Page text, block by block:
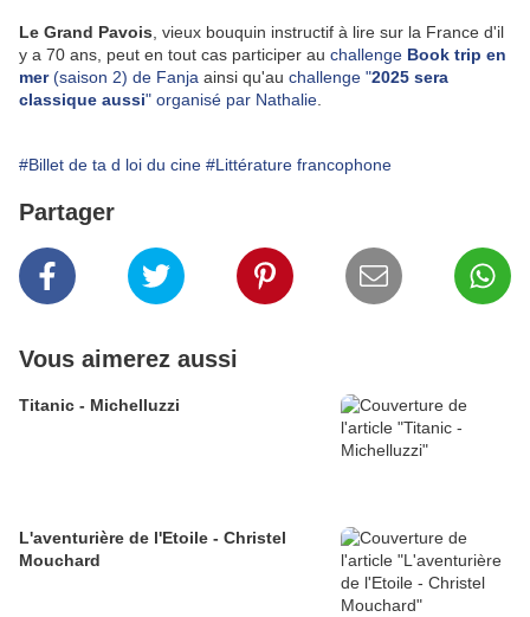
Le Grand Pavois , vieux bouquin instructif à lire sur la France d'il
y a 70 ans, peut en tout cas participer au challenge Book trip en
mer(saison 2) de Fanja ainsi qu'au challenge "2025 sera
classique aussi" organisé par Nathalie
#Billet de ta d loi du cine #Littérature francophone
Partager
Vous aimerez aussi
Titanic - Michelluzzi
L'aventurière de l'Etoile - Christel
Mouchard